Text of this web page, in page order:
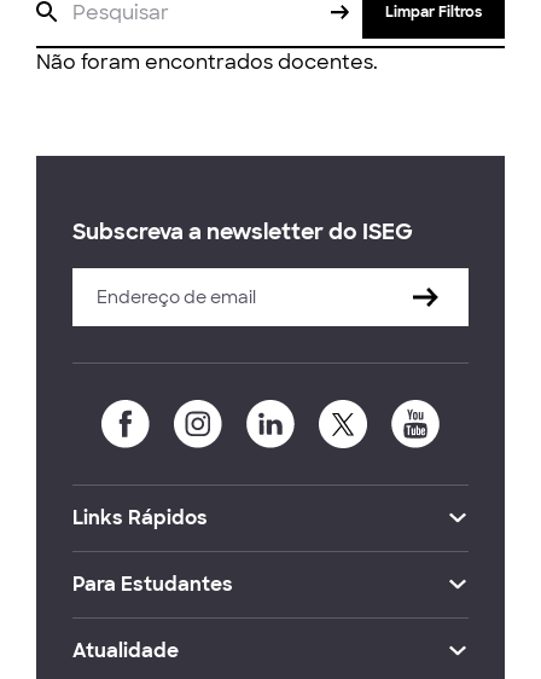
Limpar Filtros
Não foram encontrados docentes.
Subscreva a newsletter do ISEG
Links Rápidos
Para Estudantes
Atualidade